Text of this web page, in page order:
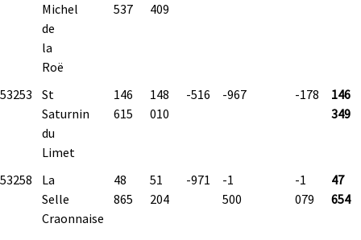
Michel
de
la
Roë
537
409
53253
St
Saturnin
du
Limet
146
615
148
010
-516 -967 -178
146
349
53258
La
Selle
Craonnaise
48
865
51
204
-971
-1
500
-1
079
47
654